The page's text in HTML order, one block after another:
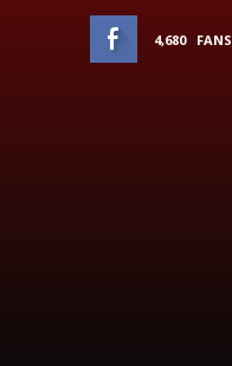
4,680 FANS